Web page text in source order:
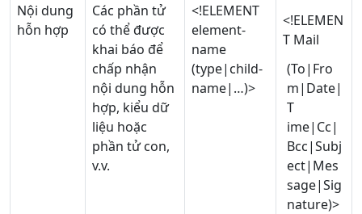
Nội dung
hỗn hợp
Các phần tử
có thể được
khai báo để
chấp nhận
nội dung hỗn
hợp, kiểu dữ
liệu hoặc
phần tử con,
v.v.
<!ELEMENT
element-
name
(type|child-
name|…)>
<!ELEMEN
T Mail
(To|Fro
m|Date|
T
ime|Cc|
Bcc|Subj
ect|Mes
sage|Sig
nature)>